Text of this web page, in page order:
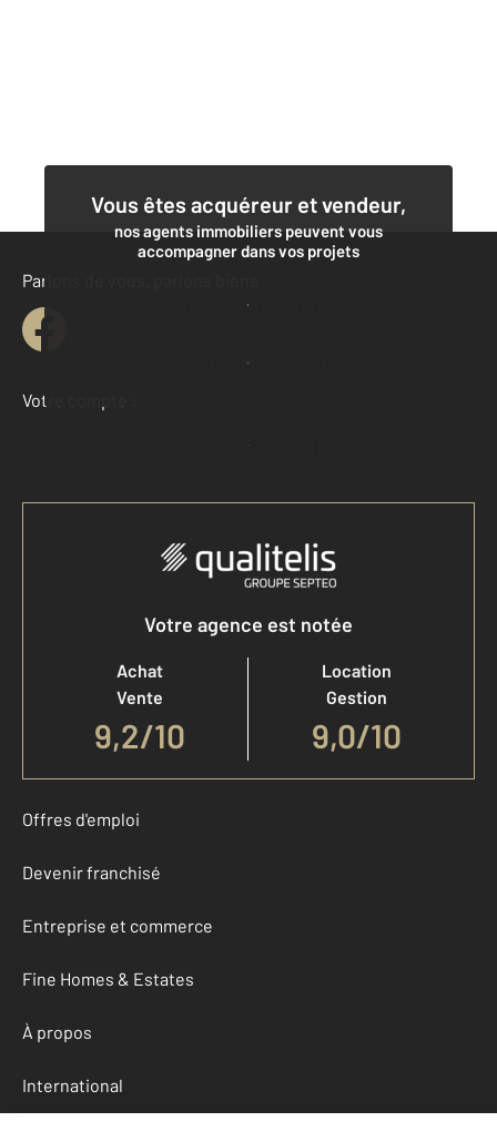
Vous êtes acquéreur et vendeur,
nos agents immobiliers peuvent vous
accompagner dans vos projets
Contacter l'agence
Demander une estimation
Parlons de vous, parlons biens
Votre compte :
Accéder à mon compte
Votre agence est notée
Achat
Vente
9,2/10
Location
Gestion
9,0/10
Offres d'emploi
Devenir franchisé
Entreprise et commerce
Fine Homes & Estates
À propos
International